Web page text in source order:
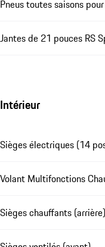
Pneus toutes saisons
Jantes de 21 pouces RS
Intérieur
Sièges électriques (14
Volant Multifonctions
Sièges chauffants (arrière)